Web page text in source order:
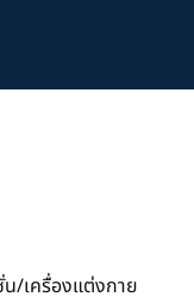
/เครื่องแต่งกาย